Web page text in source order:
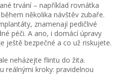
trvání – například rovnátka
několika návštěv zubaře.
znamenají pedičlivé
péči. A ano, i domácí úpravy
ještě bezpečné a co už riskujete.
neházejte flintu do žita.
reálnými kroky: pravidelnou